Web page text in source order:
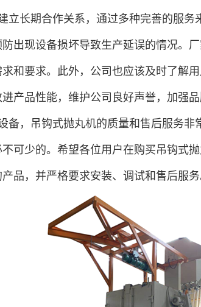
立长期合作关系，通过多种完善的服
出现设备损坏导致生产延误的情况。
和要求。此外，公司也应该及时了解
产品性能，维护公司良好声誉，加强品
备，吊钩式抛丸机的质量和售后服务
可少的。希望各位用户在购买吊钩式
品，并严格要求安装、调试和售后服务